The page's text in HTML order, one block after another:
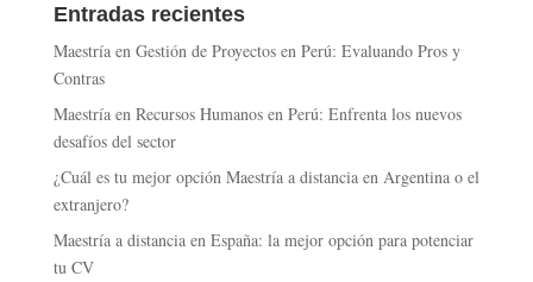
Entradas recientes
Maestría en Gestión de Proyectos en Perú: Evaluando Pros y
Contras
Maestría en Recursos Humanos en Perú: Enfrenta los nuevos
desafíos del sector
¿Cuál es tu mejor opción Maestría a distancia en Argentina o el
extranjero?
Maestría a distancia en España: la mejor opción para potenciar
tu CV